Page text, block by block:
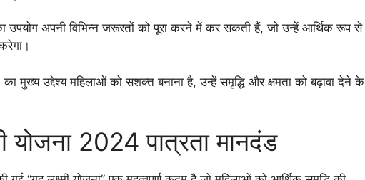
का उपयोग अपनी विभिन्न जरूरतों को पूरा करने में कर सकती हैं, जो उन्हें आर्थिक रूप से
उद्देश्य महिलाओं को सशक्त बनाना है, उन्हें समृद्धि और क्षमता को बढ़ावा देने के
योजना 2024 पात्रता मानदंड